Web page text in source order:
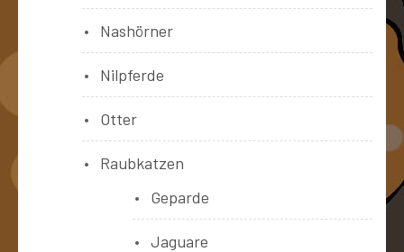
Nashörner
Nilpferde
Otter
Raubkatzen
Geparde
Jaguare